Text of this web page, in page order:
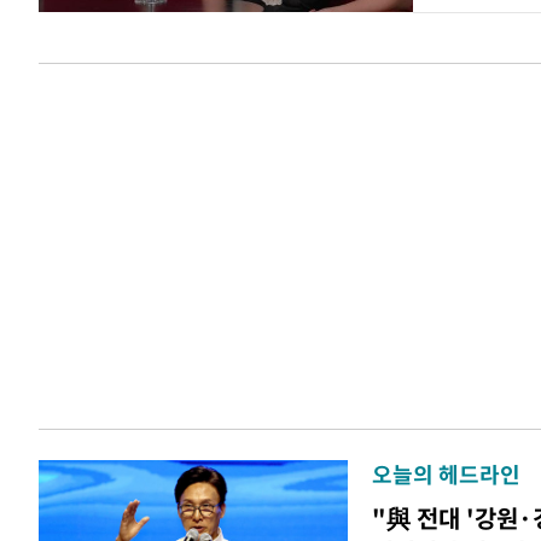
오늘의 헤드라인
"與 전대 '강원·